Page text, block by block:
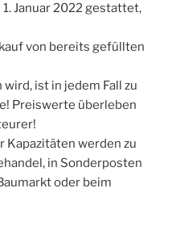
Januar 2022 gestattet,
von bereits gefüllten
ist in jedem Fall zu
Preiswerte überleben
Kapazitäten werden zu
in Sonderposten
oder beim